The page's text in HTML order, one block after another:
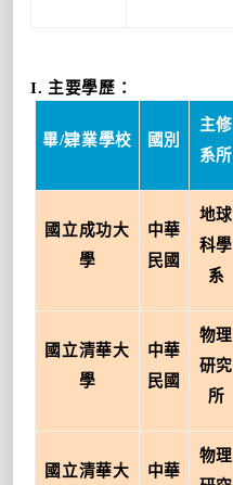
I. 主要學歷：
畢/肄業學校 國別
主修
系所
國立成功大
學
中華
民國
地球
科學
系
國立清華大
學
中華
民國
物理
研究
所
國立清華大
中華
物理